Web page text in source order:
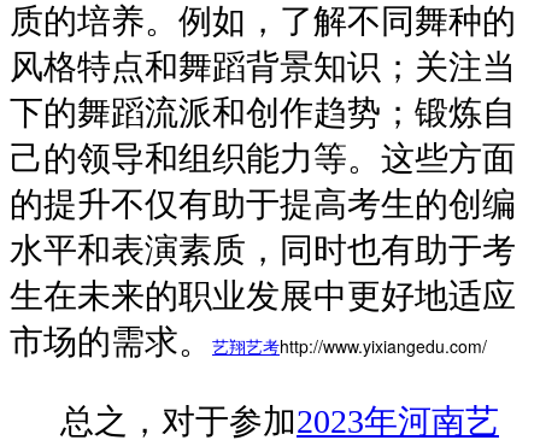
质的培养。例如，了解不同舞种的
风格特点和舞蹈背景知识；关注当
下的舞蹈流派和创作趋势；锻炼自
己的领导和组织能力等。这些方面
的提升不仅有助于提高考生的创编
水平和表演素质，同时也有助于考
生在未来的职业发展中更好地适应
市场的需求。
艺翔艺考http://www.yixiangedu.com/
总之，对于参加2023年河南艺